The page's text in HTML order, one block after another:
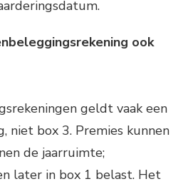
ook
geldt vaak een
niet box 3. Premies kunnen
de jaarruimte;
later in box 1 belast. Het